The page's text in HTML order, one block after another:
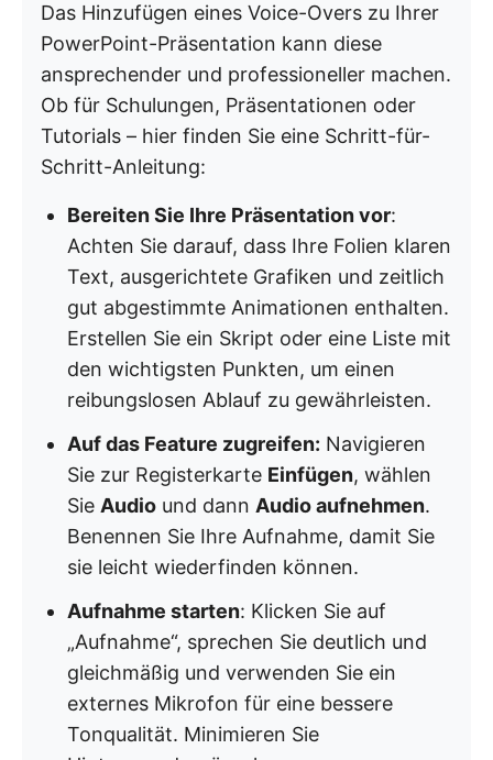
Das Hinzufügen eines Voice-Overs zu Ihrer
PowerPoint-Präsentation kann diese
ansprechender und professioneller machen.
Ob für Schulungen, Präsentationen oder
Tutorials – hier finden Sie eine Schritt-für-
Schritt-Anleitung:
Bereiten Sie Ihre Präsentation vor:
Achten Sie darauf, dass Ihre Folien klaren
Text, ausgerichtete Grafiken und zeitlich
gut abgestimmte Animationen enthalten.
Erstellen Sie ein Skript oder eine Liste mit
den wichtigsten Punkten, um einen
reibungslosen Ablauf zu gewährleisten.
Auf das Feature zugreifen: Navigieren
Sie zur Registerkarte Einfügen, wählen
Sie Audio und dann Audio aufnehmen.
Benennen Sie Ihre Aufnahme, damit Sie
sie leicht wiederfinden können.
Aufnahme starten: Klicken Sie auf
„Aufnahme“, sprechen Sie deutlich und
gleichmäßig und verwenden Sie ein
externes Mikrofon für eine bessere
Tonqualität. Minimieren Sie